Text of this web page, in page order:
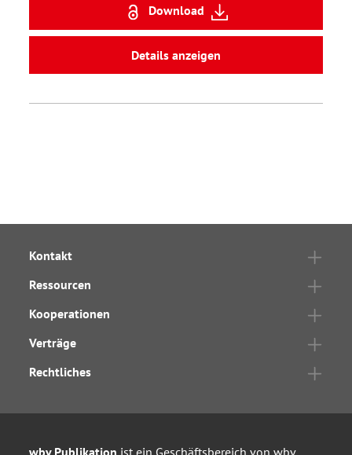
Download
Details anzeigen
Kontakt
Ressourcen
Kooperationen
Verträge
Rechtliches
wbv Publikation ist ein Geschäftsbereich von wbv